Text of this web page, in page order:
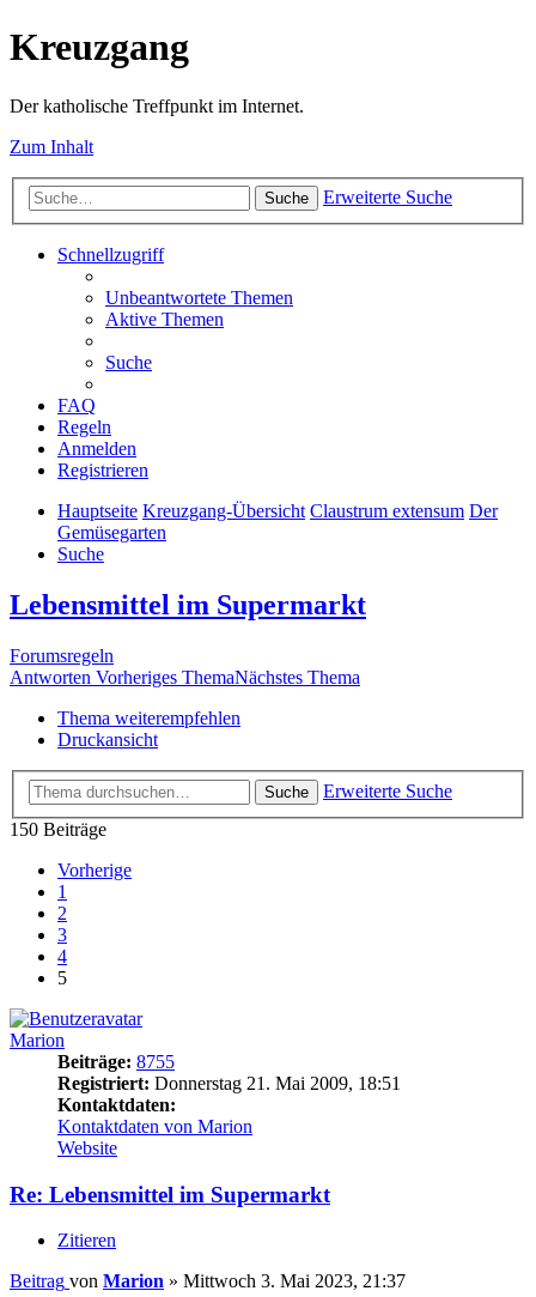
Kreuzgang
Der katholische Treffpunkt im Internet.
Zum Inhalt
Suche Erweiterte Suche
Schnellzugriff
Unbeantwortete Themen
Aktive Themen
Suche
FAQ
Regeln
Anmelden
Registrieren
Hauptseite Kreuzgang-Übersicht Claustrum extensum Der
Gemüsegarten
Suche
Lebensmittel im Supermarkt
Forumsregeln
Antworten Vorheriges ThemaNächstes Thema
Thema weiterempfehlen
Druckansicht
Suche
Erweiterte Suche
150 Beiträge
Vorherige
1
2
3
4
5
Marion
Beiträge: 8755
Registriert: Donnerstag 21. Mai 2009, 18:51
Kontaktdaten:
Kontaktdaten von Marion
Website
Re: Lebensmittel im Supermarkt
Zitieren
Beitrag von Marion » Mittwoch 3. Mai 2023, 21:37